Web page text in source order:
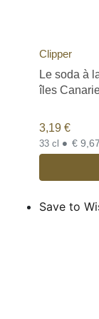
Clipper
Le soda à
îles
3,19 €
33 cl •
Save to